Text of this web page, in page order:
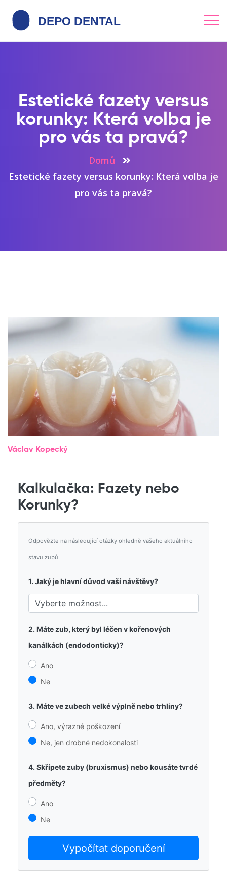
Estetické fazety versus
korunky: Která volba je
pro vás ta pravá?
Domů
Estetické fazety versus korunky: Která volba je
pro vás ta pravá?
Václav Kopecký
Kalkulačka: Fazety nebo
Korunky?
Odpovězte na následující otázky ohledně vašeho aktuálního
stavu zubů.
1. Jaký je hlavní důvod vaší návštěvy?
2. Máte zub, který byl léčen v kořenových
kanálkách (endodonticky)?
Ano
Ne
3. Máte ve zubech velké výplně nebo trhliny?
Ano, výrazné poškození
Ne, jen drobné nedokonalosti
4. Skřípete zuby (bruxismus) nebo kousáte tvrdé
předměty?
Ano
Ne
Vypočítat doporučení